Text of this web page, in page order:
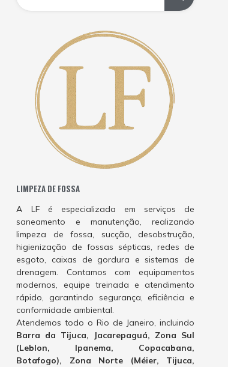
LIMPEZA DE FOSSA
A LF é especializada em serviços de
saneamento e manutenção, realizando
limpeza de fossa, sucção, desobstrução,
higienização de fossas sépticas, redes de
esgoto, caixas de gordura e sistemas de
drenagem. Contamos com equipamentos
modernos, equipe treinada e atendimento
rápido, garantindo segurança, eficiência e
conformidade ambiental.
Atendemos todo o Rio de Janeiro, incluindo
Barra da Tijuca, Jacarepaguá, Zona Sul
(Leblon, Ipanema, Copacabana,
Botafogo), Zona Norte (Méier, Tijuca,